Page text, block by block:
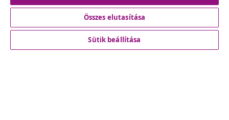
Ügyfélszolgálat
Összes elutasítása
Sütik beállítása